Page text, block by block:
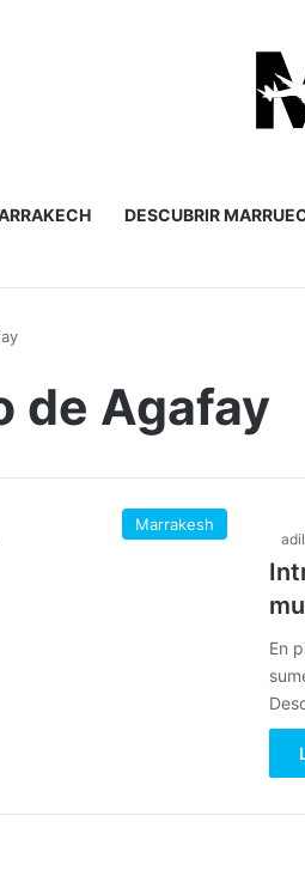
DESCUBRIR
de Agafay
Marrakesh
adil
En